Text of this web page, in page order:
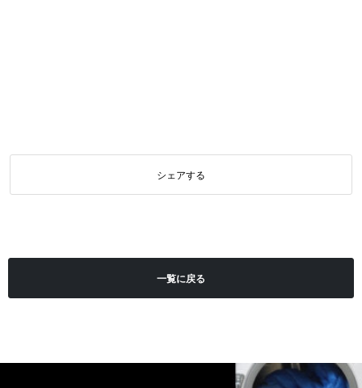
シェアする
一覧に戻る